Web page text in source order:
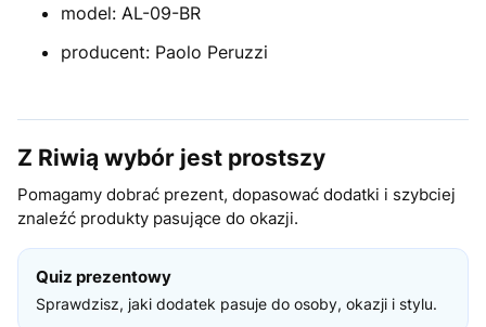
model: AL-09-BR
producent: Paolo Peruzzi
Z Riwią wybór jest prostszy
Pomagamy dobrać prezent, dopasować dodatki i szybciej
znaleźć produkty pasujące do okazji.
Quiz prezentowy
Sprawdzisz, jaki dodatek pasuje do osoby, okazji i stylu.